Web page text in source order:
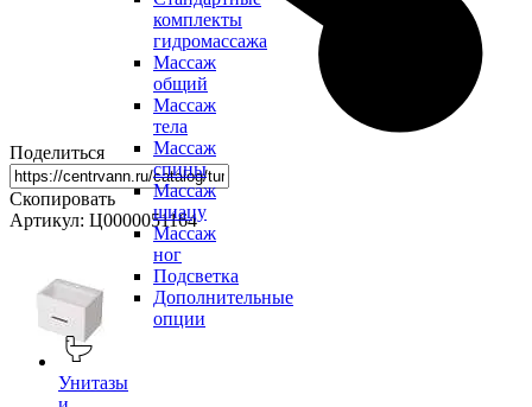
комплекты
гидромассажа
Массаж
общий
Массаж
тела
Массаж
спины
Массаж
шиацу
Массаж
ног
Подсветка
Дополнительные
опции
Унитазы
Поделиться
Скопировать
Артикул: Ц0000051164